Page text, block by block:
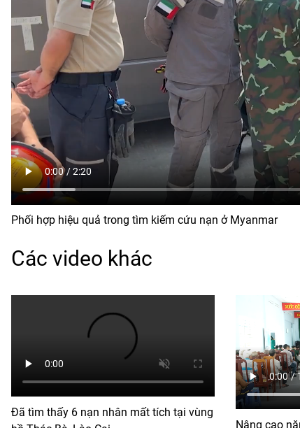
Phối hợp hiệu quả trong tìm kiếm cứu nạn ở Myanmar
Các video khác
Đã tìm thấy 6 nạn nhân mất tích tại vùng
Nâng cao